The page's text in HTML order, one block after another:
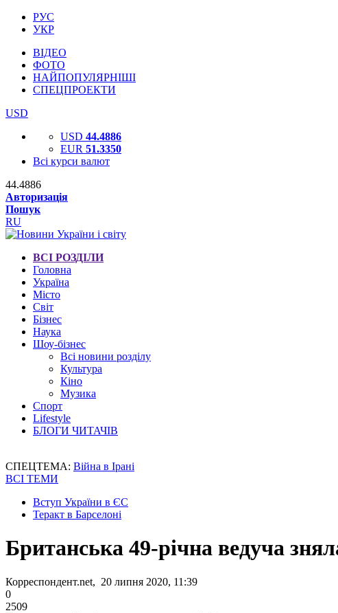
РУС
УКР
ВІДЕО
ФОТО
НАЙПОПУЛЯРНІШІ
СПЕЦПРОЕКТИ
USD
USD 44.4886
EUR 51.3350
Всі курси валют
44.4886
Авторизація
Пошук
RU
ВСІ РОЗДІЛИ
Головна
Україна
Місто
Світ
Бізнес
Наука
Шоу-бізнес
Всі новини розділу
Культура
Кіно
Музика
Спорт
Lifestyle
БЛОГИ ЧИТАЧІВ
СПЕЦТЕМА: Війна в Ірані
ВСІ ТЕМИ
Вступ України в ЄС
Теракт в Барселоні
Британська 49-річна ведуча
Корреспондент.net, 20 липня 2020, 11:39
0
2509